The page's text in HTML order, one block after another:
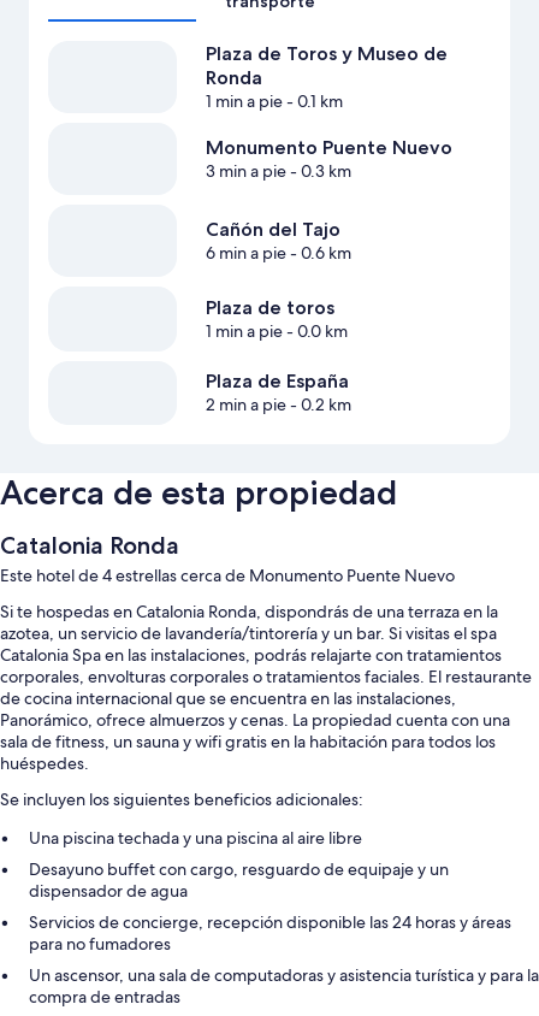
Plaza de Toros y Museo de
Ronda
1 min a pie- 0.1 km
Monumento Puente Nuevo
3 min a pie- 0.3 km
Cañón del Tajo
6 min a pie- 0.6 km
Plaza de toros
1 min a pie- 0.0 km
Plaza de España
2 min a pie- 0.2 km
Acerca de esta propiedad
Catalonia Ronda
Este hotel de 4 estrellas cerca de Monumento Puente Nuevo
Si te hospedas en Catalonia Ronda, dispondrás de una terraza en la
azotea, un servicio de lavandería/tintorería y un bar. Si visitas el spa
Catalonia Spa en las instalaciones, podrás relajarte con tratamientos
corporales, envolturas corporales o tratamientos faciales. El restaurante
de cocina internacional que se encuentra en las instalaciones,
Panorámico, ofrece almuerzos y cenas. La propiedad cuenta con una
sala de fitness, un sauna y wifi gratis en la habitación para todos los
huéspedes.
Se incluyen los siguientes beneficios adicionales:
Una piscina techada y una piscina al aire libre
Desayuno buffet con cargo, resguardo de equipaje y un
dispensador de agua
Servicios de concierge, recepción disponible las 24 horas y áreas
para no fumadores
Un ascensor, una sala de computadoras y asistencia turística y para la
compra de entradas